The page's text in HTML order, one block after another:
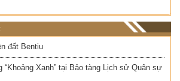
đất Bentiu
“Khoảng Xanh” tại Bảo tàng Lịch sử Quân sự